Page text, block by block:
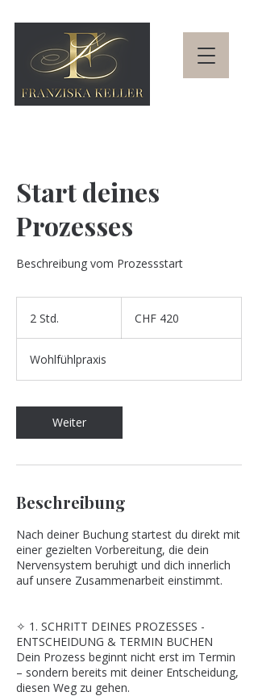
Start deines
Prozesses
Beschreibung vom Prozessstart
2 Std.
d
.
Franken
CHF 420
Wohlfühlpraxis
Weiter
Beschreibung
Nach deiner Buchung startest du direkt mit
einer gezielten Vorbereitung, die dein
Nervensystem beruhigt und dich innerlich
auf unsere Zusammenarbeit einstimmt.
✧ 1. SCHRITT DEINES PROZESSES -
ENTSCHEIDUNG & TERMIN BUCHEN
Dein Prozess beginnt nicht erst im Termin
– sondern bereits mit deiner Entscheidung,
diesen Weg zu gehen.